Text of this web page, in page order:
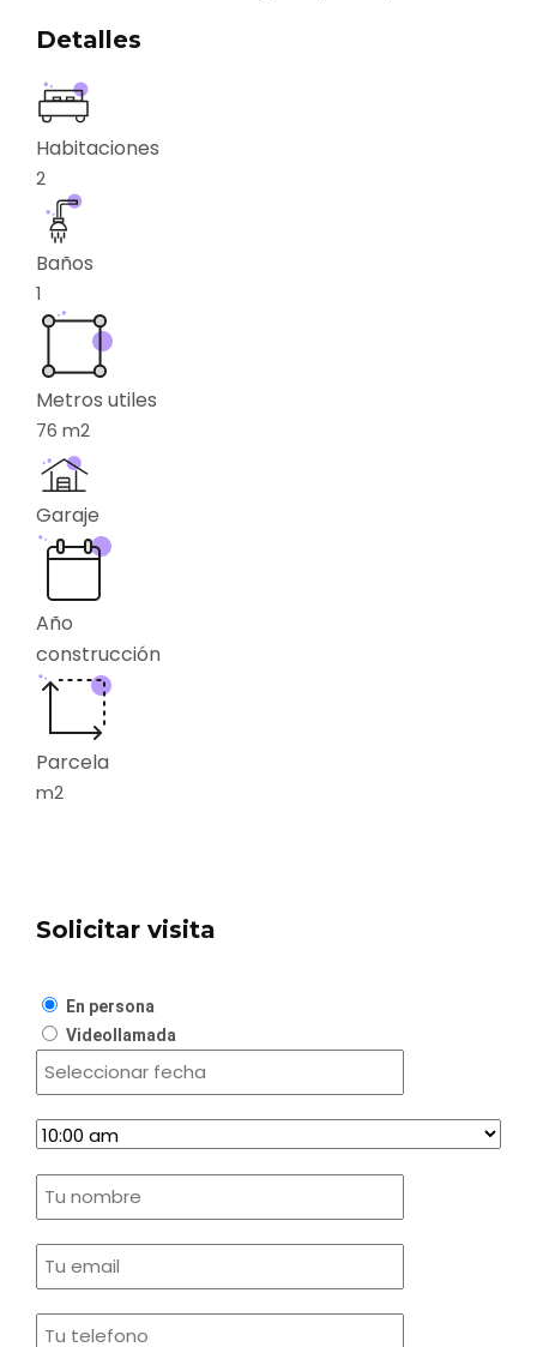
Detalles
Habitaciones
2
Baños
1
Metros utiles
76 m2
Garaje
Año
construcción
Parcela
m2
Solicitar visita
En persona
Videollamada